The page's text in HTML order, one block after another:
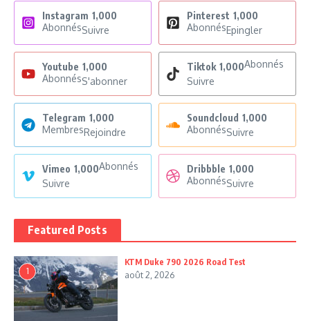
Instagram 1,000
AbonnésSuivre
Pinterest 1,000
AbonnésEpingler
Youtube 1,000
AbonnésS'abonner
Tiktok 1,000Abonnés
Suivre
Telegram 1,000
MembresRejoindre
Soundcloud 1,000
AbonnésSuivre
Vimeo 1,000Abonnés
Suivre
Dribbble 1,000
AbonnésSuivre
Featured Posts
1
KTM Duke 790 2026 Road Test
août 2, 2026